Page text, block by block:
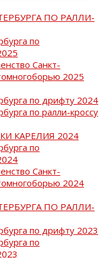
ПО РАЛЛИ-
по
Санкт-
2025
по дрифту 2024
по ралли-кроссу
КАРЕЛИЯ 2024
по
Санкт-
2024
ПО РАЛЛИ-
по дрифту 2023
по